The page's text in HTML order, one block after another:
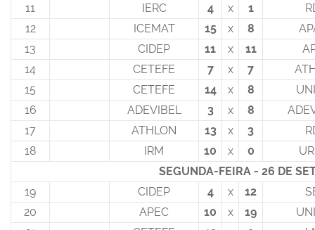
11
IERC 4 x 1
12
ICEMAT 15 x 8
13
CIDEP 11 x 11
14
CETEFE 7 x 7
15
CETEFE 14 x 8
16
ADEVIBEL 3 x 8
17
ATHLON 13 x 3
18
IRM 10 x 0
SEGUNDA-FEIRA - 26 DE
19
CIDEP 4 x 12
20
APEC 10 x 19